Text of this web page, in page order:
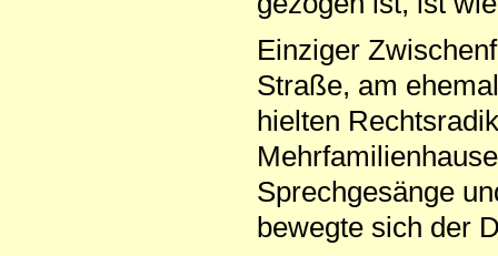
Einziger
Straße, am
hielten
Sprechgesänge
bewegte sich der